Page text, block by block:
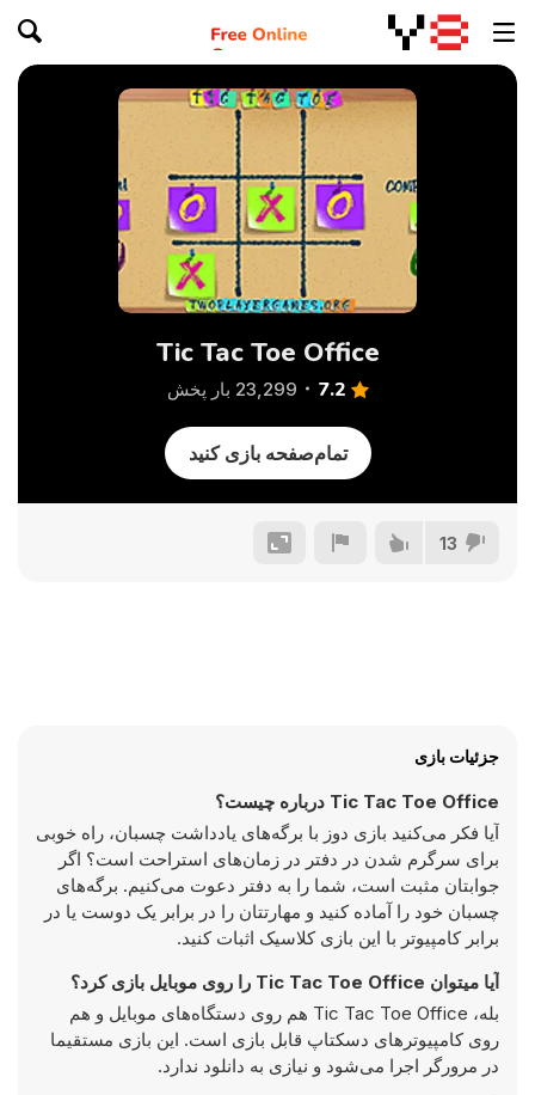
Tic Tac Toe Office
7.2 23,299 بار پخش
تمام‌صفحه بازی کنید
13
جزئیات بازی
Tic Tac Toe Office درباره چیست؟
آیا فکر می‌کنید بازی دوز با برگه‌های یادداشت چسبان، راه خوبی
برای سرگرم شدن در دفتر در زمان‌های استراحت است؟ اگر
جوابتان مثبت است، شما را به دفتر دعوت می‌کنیم. برگه‌های
چسبان خود را آماده کنید و مهارتتان را در برابر یک دوست یا در
برابر کامپیوتر با این بازی کلاسیک اثبات کنید.
آیا میتوان Tic Tac Toe Office را روی موبایل بازی کرد؟
بله، Tic Tac Toe Office هم روی دستگاه‌های موبایل و هم
روی کامپیوترهای دسکتاپ قابل بازی است. این بازی مستقیما
در مرورگر اجرا می‌شود و نیازی به دانلود ندارد.